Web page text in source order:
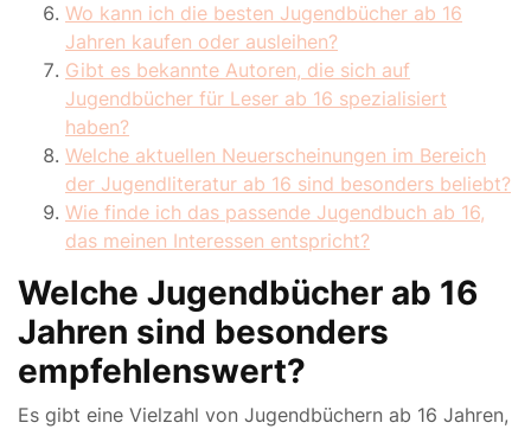
Wo kann ich die besten Jugendbücher ab 16
Jahren kaufen oder ausleihen?
Gibt es bekannte Autoren, die sich auf
Jugendbücher für Leser ab 16 spezialisiert
haben?
Welche aktuellen Neuerscheinungen im Bereich
der Jugendliteratur ab 16 sind besonders beliebt?
Wie finde ich das passende Jugendbuch ab 16,
das meinen Interessen entspricht?
Welche Jugendbücher ab 16
Jahren sind besonders
empfehlenswert?
Es gibt eine Vielzahl von Jugendbüchern ab 16 Jahren,